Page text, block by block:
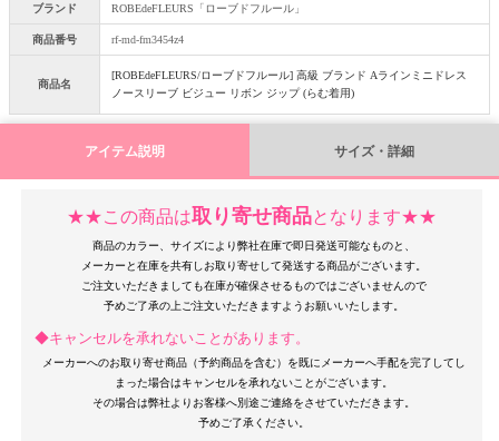
OriginalBrand
ブランド ROBEdeFLEURS「ローブドフルール」
商品番号 rf-md-fm3454z4
商品名
[ROBEdeFLEURS/ローブドフルール] 高級 ブランド Aラインミニドレス
ノースリーブ ビジュー リボン ジップ (らむ着用)
アイテム説明 サイズ・詳細
★★この商品は取り寄せ商品となります★★
商品のカラー、サイズにより弊社在庫で即日発送可能なものと、
メーカーと在庫を共有しお取り寄せして発送する商品がございます。
ご注文いただきましても在庫が確保させるものではございませんので
◆キャンセルを承れないことがあります。
メーカーへのお取り寄せ商品（予約商品を含む）を既にメーカーへ手配を完了してし
まった場合はキャンセルを承れないことがございます。
その場合は弊社よりお客様へ別途ご連絡をさせていただきます。